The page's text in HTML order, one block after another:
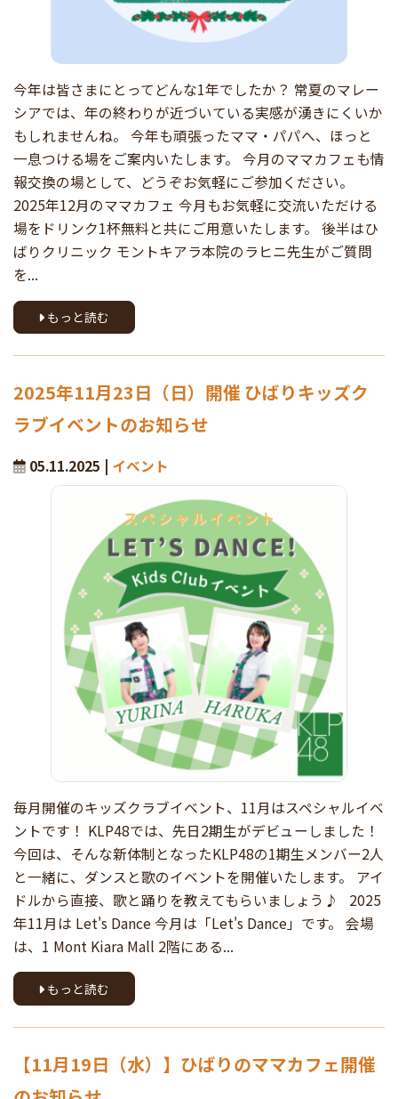
今年は皆さまにとってどんな1年でしたか？ 常夏のマレー
シアでは、年の終わりが近づいている実感が湧きにくいか
もしれませんね。 今年も頑張ったママ・パパへ、ほっと
一息つける場をご案内いたします。 今月のママカフェも情
報交換の場として、どうぞお気軽にご参加ください。
2025年12月のママカフェ 今月もお気軽に交流いただける
場をドリンク1杯無料と共にご用意いたします。 後半はひ
ばりクリニック モントキアラ本院のラヒニ先生がご質問
を...
もっと読む
2025年11月23日（日）開催 ひばりキッズク
ラブイベントのお知らせ
05.11.2025 | イベント
毎月開催のキッズクラブイベント、11月はスペシャルイベ
ントです！ KLP48では、先日2期生がデビューしました！
今回は、そんな新体制となったKLP48の1期生メンバー2人
と一緒に、ダンスと歌のイベントを開催いたします。 アイ
ドルから直接、歌と踊りを教えてもらいましょう♪ 2025
年11月は Let's Dance 今月は「Let's Dance」です。 会場
は、1 Mont Kiara Mall 2階にある...
もっと読む
【11月19日（水）】ひばりのママカフェ開催